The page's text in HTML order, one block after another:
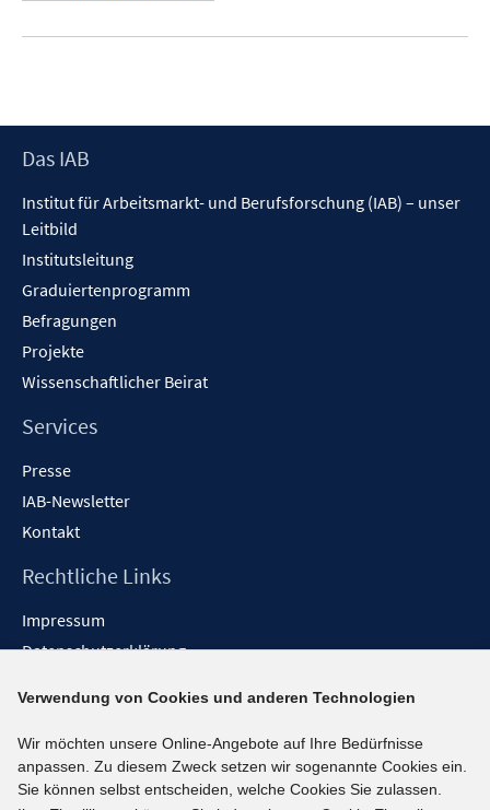
Footer
Das IAB
Institut für Arbeitsmarkt- und Berufsforschung (IAB) – unser
Leitbild
Institutsleitung
Graduiertenprogramm
Befragungen
Projekte
Wissenschaftlicher Beirat
Services
Presse
IAB-Newsletter
Kontakt
Rechtliche Links
Impressum
Datenschutzerklärung
Barrieren melden
Social-Media-Kanäle
BlueSky
Verwendung von Cookies und anderen Technologien
Wir möchten unsere Online-Angebote auf Ihre Bedürfnisse
anpassen. Zu diesem Zweck setzen wir sogenannte Cookies ein.
Sie können selbst entscheiden, welche Cookies Sie zulassen.